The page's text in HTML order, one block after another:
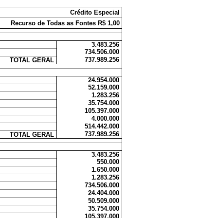
Crédito Especial
Recurso de Todas as Fontes R$ 1,00
3.483.256
734.506.000
TOTAL GERAL
737.989.256
24.954.000
52.159.000
1.283.256
35.754.000
105.397.000
4.000.000
514.442.000
TOTAL GERAL
737.989.256
3.483.256
550.000
1.650.000
1.283.256
734.506.000
24.404.000
50.509.000
35.754.000
105.397.000